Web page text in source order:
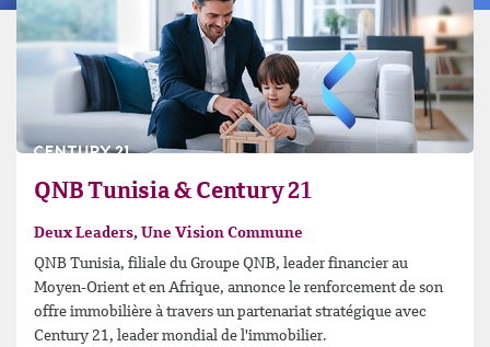
QNB Tunisia & Century 21
Deux Leaders, Une Vision Commune
QNB Tunisia, filiale du Groupe QNB, leader financier au
Moyen-Orient et en Afrique, annonce le renforcement de son
offre immobilière à travers un partenariat stratégique avec
Century 21, leader mondial de l'immobilier.